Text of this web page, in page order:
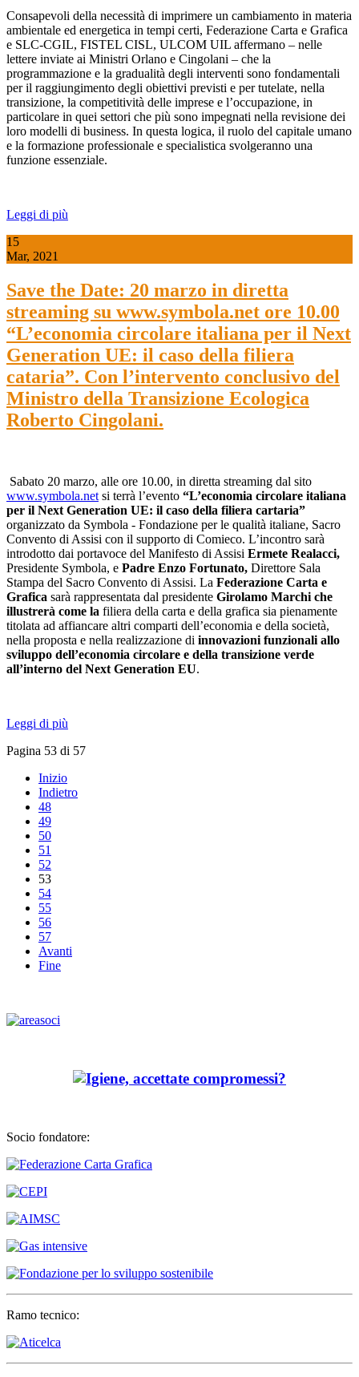
Consapevoli della necessità di imprimere un cambiamento in materia
ambientale ed energetica in tempi certi, Federazione Carta e Grafica
e SLC-CGIL, FISTEL CISL, ULCOM UIL affermano – nelle
lettere inviate ai Ministri Orlano e Cingolani – che la
programmazione e la gradualità degli interventi sono fondamentali
per il raggiungimento degli obiettivi previsti e per tutelate, nella
transizione, la competitività delle imprese e l’occupazione, in
particolare in quei settori che più sono impegnati nella revisione dei
loro modelli di business. In questa logica, il ruolo del capitale umano
e la formazione professionale e specialistica svolgeranno una
funzione essenziale.
Leggi di più
15
Mar, 2021
Save the Date: 20 marzo in diretta
streaming su www.symbola.net ore 10.00
“L’economia circolare italiana per il Next
Generation UE: il caso della filiera
cataria”. Con l’intervento conclusivo del
Ministro della Transizione Ecologica
Roberto Cingolani.
Sabato 20 marzo, alle ore 10.00, in diretta streaming dal sito
www.symbola.net si terrà l’evento “L’economia circolare italiana
per il Next Generation UE: il caso della filiera cartaria”
organizzato da Symbola - Fondazione per le qualità italiane, Sacro
Convento di Assisi con il supporto di Comieco. L’incontro sarà
introdotto dai portavoce del Manifesto di Assisi Ermete Realacci,
Presidente Symbola, e Padre Enzo Fortunato, Direttore Sala
Stampa del Sacro Convento di Assisi. La Federazione Carta e
Grafica sarà rappresentata dal presidente Girolamo Marchi che
illustrerà come la filiera della carta e della grafica sia pienamente
titolata ad affiancare altri comparti dell’economia e della società,
nella proposta e nella realizzazione di innovazioni funzionali allo
sviluppo dell’economia circolare e della transizione verde
all’interno del Next Generation EU.
Leggi di più
Pagina 53 di 57
Inizio
Indietro
48
49
50
51
52
53
54
55
56
57
Avanti
Fine
Socio fondatore:
Ramo tecnico: